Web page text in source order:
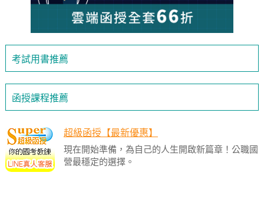
考試用書推薦
函授課程推薦
超級函授【最新優惠】
現在開始準備，為自己的人生開啟新篇章！公職國
營最穩定的選擇。